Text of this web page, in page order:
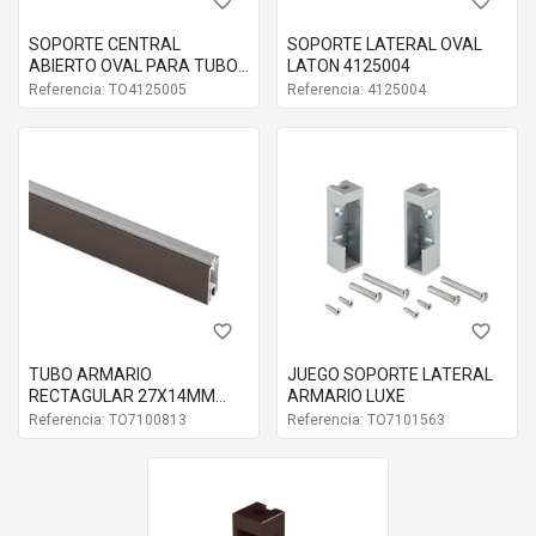
SOPORTE CENTRAL
ABIERTO OVAL PARA TUBO
DE ACERO
Referencia: TO4125005
SOPORTE LATERAL OVAL
LATON 4125004
Referencia: 4125004
favorite_border
TUBO ARMARIO
RECTAGULAR 27X14MM
LUXE CON GOMA
Referencia: TO7100813
favorite_border
JUEGO SOPORTE LATERAL
ARMARIO LUXE
Referencia: TO7101563